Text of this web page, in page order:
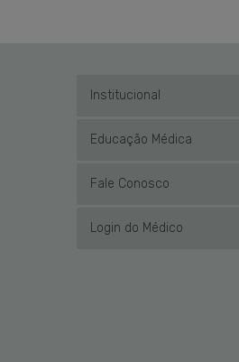
Institucional
Educação Médica
Fale Conosco
Login do Médico